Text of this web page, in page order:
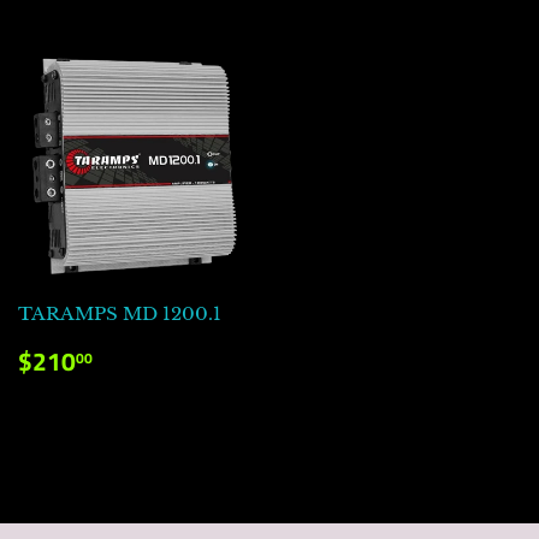
TARAMPS MD 1200.1
PRECIO
HABITUAL
$21000